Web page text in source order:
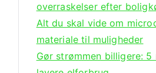
overraskelser efter
Alt du skal vide om
materiale til muligheder
Gør strømmen billigere: